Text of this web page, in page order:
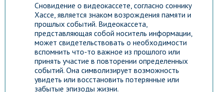
Сновидение о видеокассете, согласно соннику
Хассе, является знаком возрождения памяти и
прошлых событий. Видеокассета,
представляющая собой носитель информации,
может свидетельствовать о необходимости
вспомнить что-то важное из прошлого или
принять участие в повторении определенных
событий. Она символизирует возможность
увидеть или восстановить потерянные или
забытые эпизоды жизни.